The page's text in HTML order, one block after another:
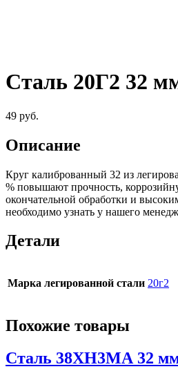
Сталь 20Г2 32
49 руб.
Описание
Круг калиброванный 32 из
% повышают прочность,
окончательной обработки и
необходимо узнать у нашего
Детали
Марка легированной стали 20г2
Похожие товары
Сталь 38ХН3МА 32